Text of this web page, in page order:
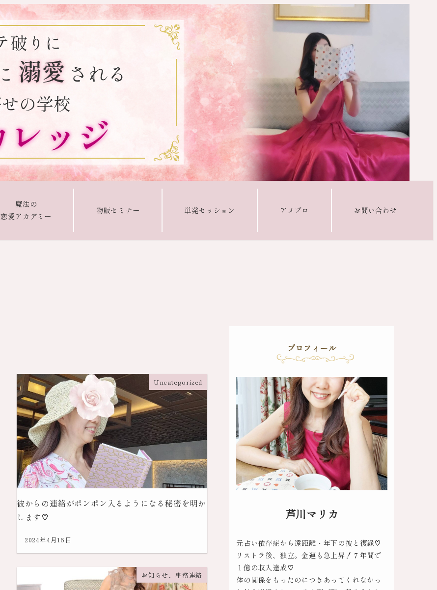
魔法の
恋愛アカデミー
物販セミナー 単発セッション アメブロ お問い合わせ
Uncategorized
彼からの連絡がポンポン入るようになる秘密を明か
します♡
2024年4月16日
お知らせ、事務連絡
プロフィール
芦川マリカ
元占い依存症から遠距離・年下の彼と復縁♡
リストラ後、独立。金運も急上昇！７年間で
１億の収入達成♡
体の関係をもったのにつきあってくれなかっ